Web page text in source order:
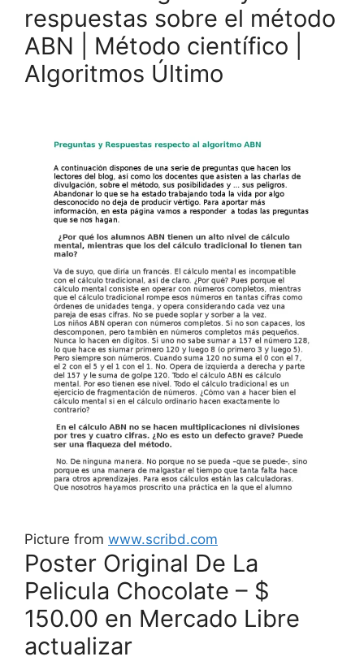
respuestas sobre el método
ABN | Método científico |
Algoritmos Último
Picture from www.scribd.com
Poster Original De La
Pelicula Chocolate – $
150.00 en Mercado Libre
actualizar